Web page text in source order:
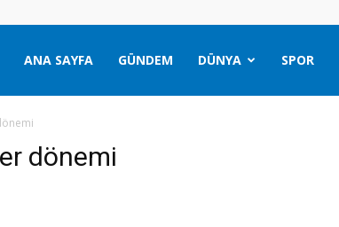
ANA SAYFA GÜNDEM DÜNYA SPOR
dönemi